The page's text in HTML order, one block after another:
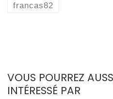
francas82
VOUS POURREZ
INTÉRESSÉ PAR